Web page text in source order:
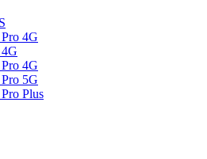
4G
4G
5G
Plus